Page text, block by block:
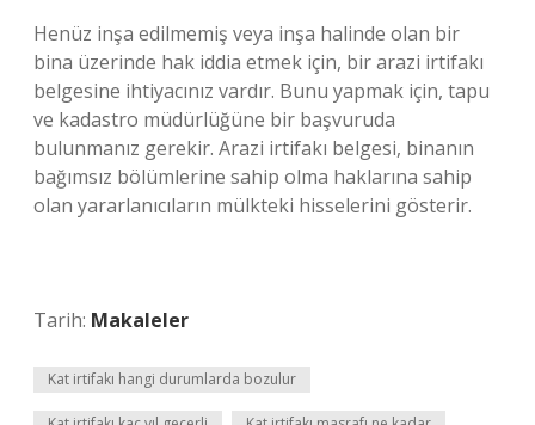
Henüz inşa edilmemiş veya inşa halinde olan bir
bina üzerinde hak iddia etmek için, bir arazi irtifakı
belgesine ihtiyacınız vardır. Bunu yapmak için, tapu
ve kadastro müdürlüğüne bir başvuruda
bulunmanız gerekir. Arazi irtifakı belgesi, binanın
bağımsız bölümlerine sahip olma haklarına sahip
olan yararlanıcıların mülkteki hisselerini gösterir.
Tarih: Makaleler
Kat irtifakı hangi durumlarda bozulur